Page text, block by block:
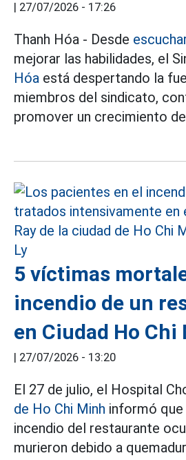
| 27/07/2026 - 17:26
Thanh Hóa - Desde
mejorar las habilidades, el
Hóa está despertando la
miembros del sindicato,
promover un crecimiento
5 víctimas
incendio de un
en Ciudad Ho Chi
| 27/07/2026 - 13:20
El 27 de julio, el Hospital
de Ho Chi Minh informó
incendio del restaurante
murieron debido a